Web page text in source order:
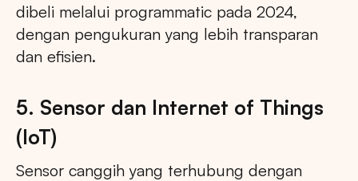
dibeli melalui programmatic pada 2024,
dengan pengukuran yang lebih transparan
dan efisien.
5. Sensor dan Internet of Things
(IoT)
Sensor canggih yang terhubung dengan